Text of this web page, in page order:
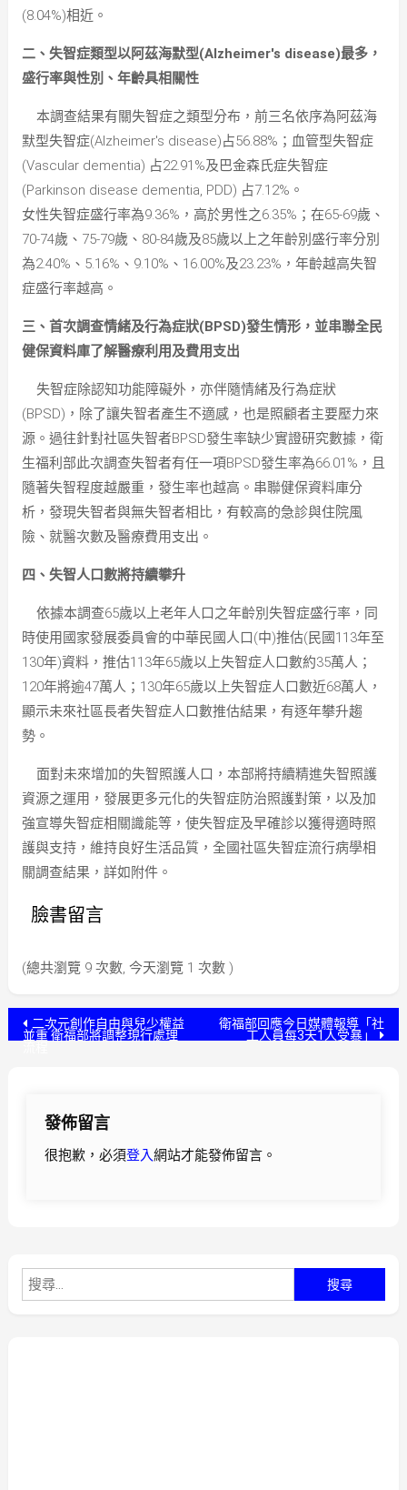
(8.04%)相近。
二、失智症類型以阿茲海默型(Alzheimer's disease)最多，
盛行率與性別、年齡具相關性
本調查結果有關失智症之類型分布，前三名依序為阿茲海
默型失智症(Alzheimer's disease)占56.88%；血管型失智症
(Vascular dementia) 占22.91%及巴金森氏症失智症
(Parkinson disease dementia, PDD) 占7.12%。
女性失智症盛行率為9.36%，高於男性之6.35%；在65-69歲、
70-74歲、75-79歲、80-84歲及85歲以上之年齡別盛行率分別
為2.40%、5.16%、9.10%、16.00%及23.23%，年齡越高失智
症盛行率越高。
三、首次調查情緒及行為症狀(BPSD)發生情形，並串聯全民
健保資料庫了解醫療利用及費用支出
失智症除認知功能障礙外，亦伴隨情緒及行為症狀
(BPSD)，除了讓失智者產生不適感，也是照顧者主要壓力來
源。過往針對社區失智者BPSD發生率缺少實證研究數據，衛
生福利部此次調查失智者有任一項BPSD發生率為66.01%，且
隨著失智程度越嚴重，發生率也越高。串聯健保資料庫分
析，發現失智者與無失智者相比，有較高的急診與住院風
險、就醫次數及醫療費用支出。
四、失智人口數將持續攀升
依據本調查65歲以上老年人口之年齡別失智症盛行率，同
時使用國家發展委員會的中華民國人口(中)推估(民國113年至
130年)資料，推估113年65歲以上失智症人口數約35萬人；
120年將逾47萬人；130年65歲以上失智症人口數近68萬人，
顯示未來社區長者失智症人口數推估結果，有逐年攀升趨
勢。
面對未來增加的失智照護人口，本部將持續精進失智照護
資源之運用，發展更多元化的失智症防治照護對策，以及加
強宣導失智症相關識能等，使失智症及早確診以獲得適時照
護與支持，維持良好生活品質，全國社區失智症流行病學相
關調查結果，詳如附件。
臉書留言
(總共瀏覽 9 次數, 今天瀏覽 1 次數 )
文二次元創作自由與兒少權益
並重 衛福部將調整現行處理
衛福部回應今日媒體報導「社
工人員每3天1人受暴」
發佈留言
很抱歉，必須登入網站才能發佈留言。
尋